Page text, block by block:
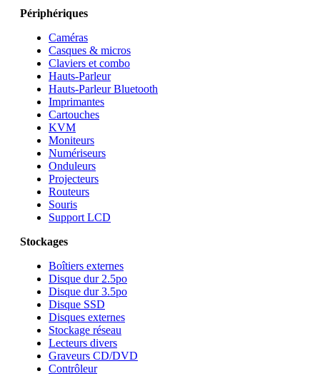
Périphériques
Caméras
Casques & micros
Claviers et combo
Hauts-Parleur
Hauts-Parleur Bluetooth
Imprimantes
Cartouches
KVM
Moniteurs
Numériseurs
Onduleurs
Projecteurs
Routeurs
Souris
Support LCD
Stockages
Boîtiers externes
Disque dur 2.5po
Disque dur 3.5po
Disque SSD
Disques externes
Stockage réseau
Lecteurs divers
Graveurs CD/DVD
Contrôleur